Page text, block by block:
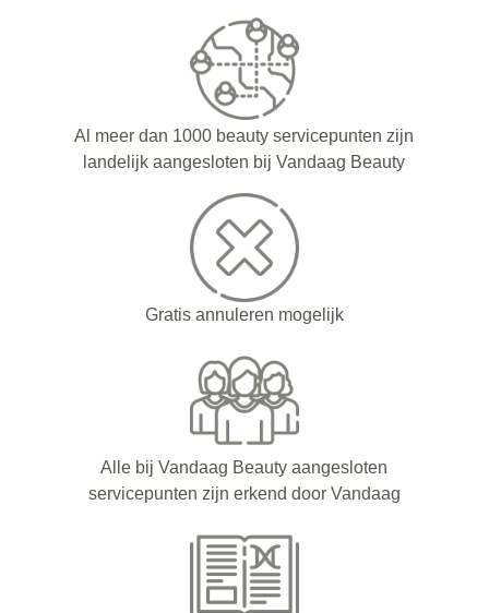
Al meer dan 1000 beauty servicepunten zijn
landelijk aangesloten bij Vandaag Beauty
Gratis annuleren mogelijk
Alle bij Vandaag Beauty aangesloten
servicepunten zijn erkend door Vandaag